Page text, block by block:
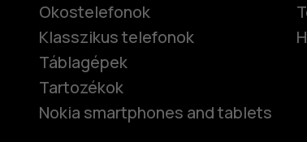
Okostelefonok
Klasszikus telefonok
Táblagépek
Tartozékok
Nokia smartphones and tablets